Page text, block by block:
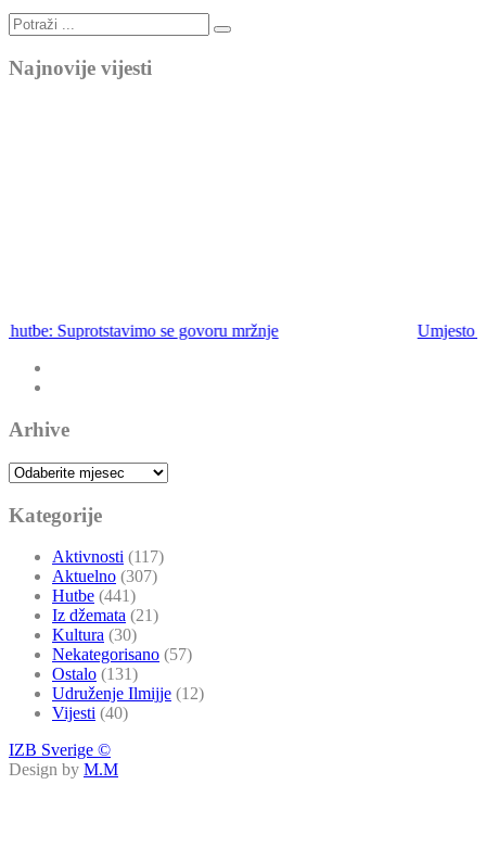
Najnovije vijesti
Umjesto hutbe: Ne bježimo od emaneta
Arhive
Arhive
Kategorije
Aktivnosti (117)
Aktuelno (307)
Hutbe (441)
Iz džemata (21)
Kultura (30)
Nekategorisano (57)
Ostalo (131)
Udruženje Ilmijje (12)
Vijesti (40)
IZB Sverige ©
Design by M.M